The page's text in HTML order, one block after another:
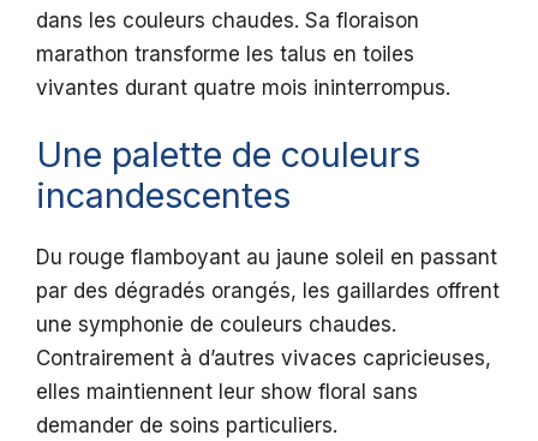
dans les couleurs chaudes. Sa floraison
marathon transforme les talus en toiles
vivantes durant quatre mois ininterrompus.
Une palette de couleurs
incandescentes
Du rouge flamboyant au jaune soleil en passant
par des dégradés orangés, les gaillardes offrent
une symphonie de couleurs chaudes.
Contrairement à d’autres vivaces capricieuses,
elles maintiennent leur show floral sans
demander de soins particuliers.